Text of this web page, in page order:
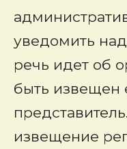
уведомить
речь идет об
быть извещен
извещение